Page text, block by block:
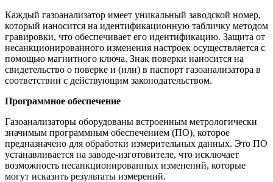
Каждый газоанализатор имеет уникальный заводской номер,
который наносится на идентификационную табличку методом
гравировки, что обеспечивает его идентификацию. Защита от
несанкционированного изменения настроек осуществляется с
помощью магнитного ключа. Знак поверки наносится на
свидетельство о поверке и (или) в паспорт газоанализатора в
соответствии с действующим законодательством.
Программное обеспечение
Газоанализаторы оборудованы встроенным метрологически
значимым программным обеспечением (ПО), которое
предназначено для обработки измерительных данных. Это ПО
устанавливается на заводе-изготовителе, что исключает
возможность несанкционированных изменений, которые
могут исказить результаты измерений.